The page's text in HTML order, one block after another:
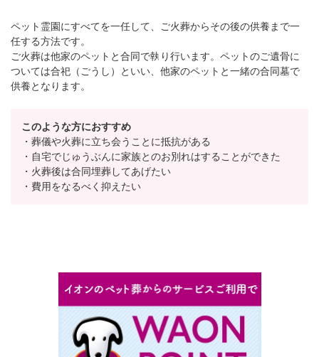
ペット霊園にすべてを一任して、ご火葬からその後の供養まで一
任する方法です。
ご火葬は他家のペットと合同で執り行います。ペットのご遺骨に
ついては合祀（ごうし）といい、他家のペットと一緒の合同墓で
供養となります。
このような方におすすめ
・葬儀や火葬に立ち会うことに抵抗がある
・自宅でじゅうぶんに家族とのお別れはすることができた
・火葬後は合同埋葬してあげたい
・費用をなるべく抑えたい